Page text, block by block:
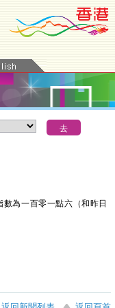
為一百零一點六（和昨日